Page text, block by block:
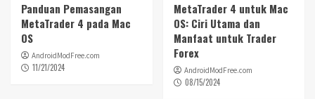
Panduan Pemasangan
MetaTrader 4 pada Mac
OS
AndroidModFree.com
11/21/2024
MetaTrader 4 untuk Mac
OS: Ciri Utama dan
Manfaat untuk Trader
Forex
AndroidModFree.com
08/15/2024